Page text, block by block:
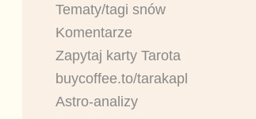
Tematy/tagi snów
Komentarze
Zapytaj karty Tarota
buycoffee.to/tarakapl
Astro-analizy